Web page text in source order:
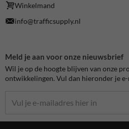
Winkelmand
info@trafficsupply.nl
Meld je aan voor onze nieuwsbrief
Wil je op de hoogte blijven van onze
ontwikkelingen. Vul dan hieronder je